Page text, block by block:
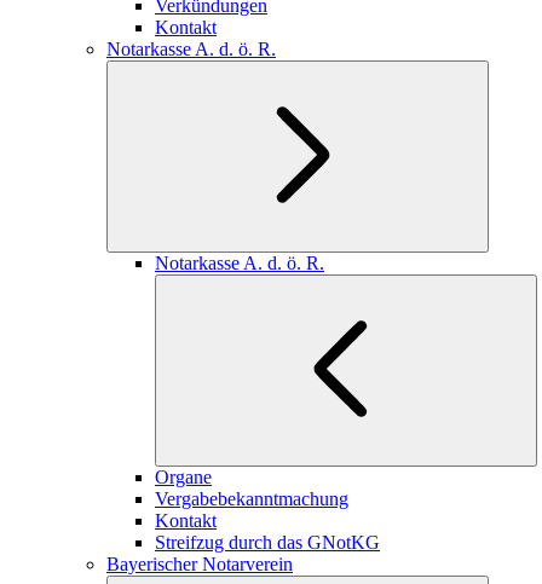
Verkündungen
Kontakt
Notarkasse A. d. ö. R.
Notarkasse A. d. ö. R.
Organe
Vergabebekanntmachung
Kontakt
Streifzug durch das GNotKG
Bayerischer Notarverein